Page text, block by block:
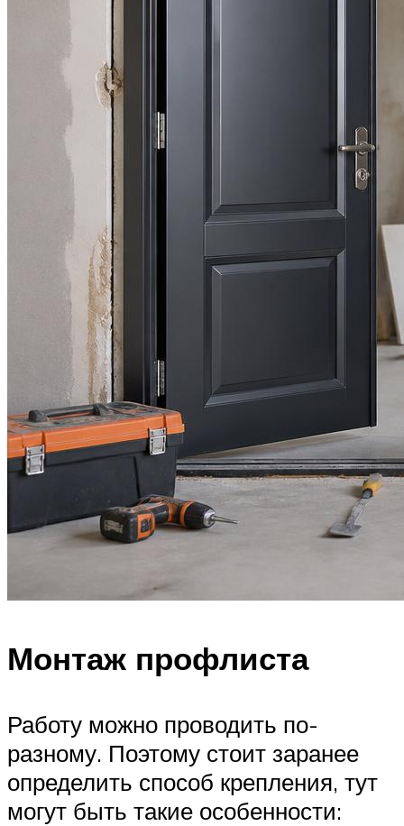
Монтаж профлиста
Работу можно проводить по-
разному. Поэтому стоит заранее
определить способ крепления, тут
могут быть такие особенности: